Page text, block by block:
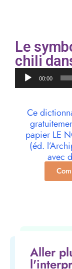
Le
chili
Lecteur
audio00:00
Ce
papier LE
(éd.
avec
Aller